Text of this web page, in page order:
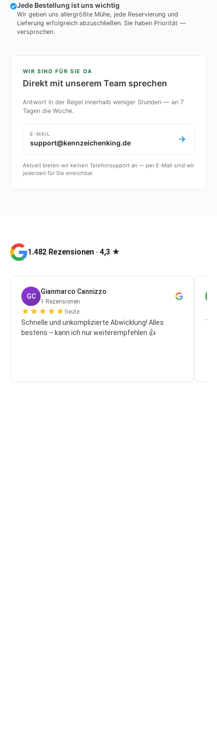
Jede Bestellung ist uns wichtig
Wir geben uns allergrößte Mühe, jede Reservierung und
Lieferung erfolgreich abzuschließen. Sie haben Priorität —
versprochen.
WIR SIND FÜR SIE DA
Direkt mit unserem Team sprechen
Antwort in der Regel innerhalb weniger Stunden — an 7
Tagen die Woche.
E-MAIL
support@kennzeichenking.de
Aktuell bieten wir keinen Telefonsupport an — per E-Mail sind wir
jederzeit für Sie erreichbar.
1.482 Rezensionen · 4,3 ★
GC
Gianmarco Cannizzo
1 Rezensionen
★ ★ ★ ★ ★ heute
Schnelle und unkomplizierte Abwicklung! Alles
bestens – kann ich nur weiterempfehlen 👍
★